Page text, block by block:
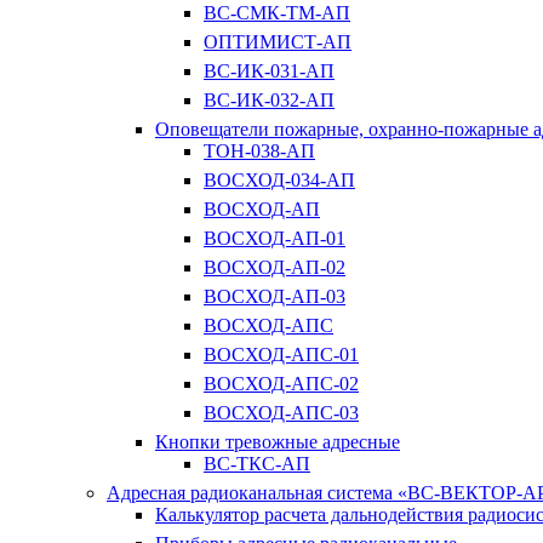
ВС-СМК-ТМ-АП
ОПТИМИСТ-АП
ВС-ИК-031-АП
ВС-ИК-032-АП
Оповещатели пожарные, охранно-пожарные
ТОН-038-АП
ВОСХОД-034-АП
ВОСХОД-АП
ВОСХОД-АП-01
ВОСХОД-АП-02
ВОСХОД-АП-03
ВОСХОД-АПС
ВОСХОД-АПС-01
ВОСХОД-АПС-02
ВОСХОД-АПС-03
Кнопки тревожные адресные
ВС-ТКС-АП
Адресная радиоканальная система «ВС-ВЕКТОР-
Калькулятор расчета дальнодействия